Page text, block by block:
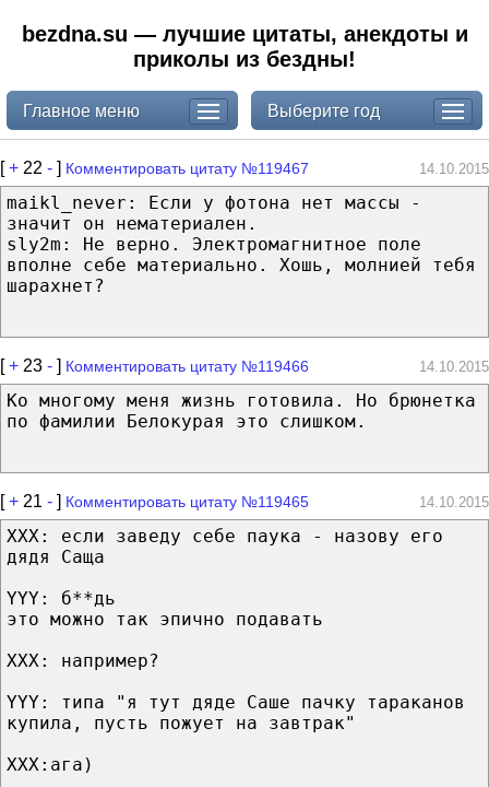
bezdna.su — лучшие цитаты, анекдоты и
приколы из бездны!
Главное меню Выберите год
[+ 22 - ] Комментировать цитату №119467 14.10.2015
maikl_never: Если у фотона нет массы -
значит он нематериален.
sly2m: Не верно. Электромагнитное поле
вполне себе материально. Хошь, молнией тебя
шарахнет?
[+ 23 - ] Комментировать цитату №119466 14.10.2015
Ко многому меня жизнь готовила. Но брюнетка
по фамилии Белокурая это слишком.
[+ 21 - ] Комментировать цитату №119465 14.10.2015
XXX: если заведу себе паука - назову его
дядя Саща
YYY: б**дь
это можно так эпично подавать
XXX: например?
YYY: типа "я тут дяде Саше пачку тараканов
купила, пусть пожует на завтрак"
XXX:ага)